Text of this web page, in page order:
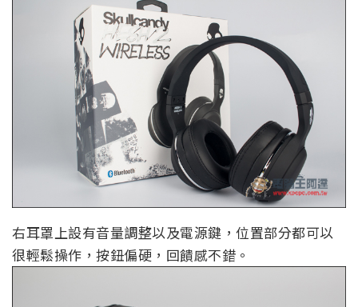
右耳罩上設有音量調整以及電源鍵，位置部分都可以
很輕鬆操作，按鈕偏硬，回饋感不錯。